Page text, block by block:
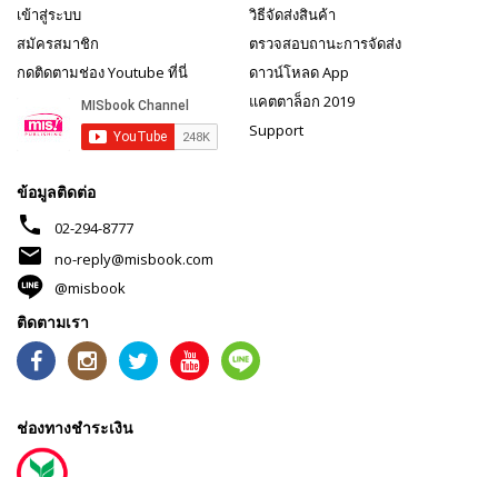
เข้าสู่ระบบ
สมัครสมาชิก
กดติดตามช่อง Youtube ที่นี่
วิธีจัดส่งสินค้า
ตรวจสอบถานะการจัดส่ง
ดาวน์โหลด App
แคตตาล็อก 2019
Support
ข้อมูลติดต่อ
phone 02-294-8777
mail
no-reply@misbook.com
@misbook
ติดตามเรา
ช่องทางชำระเงิน